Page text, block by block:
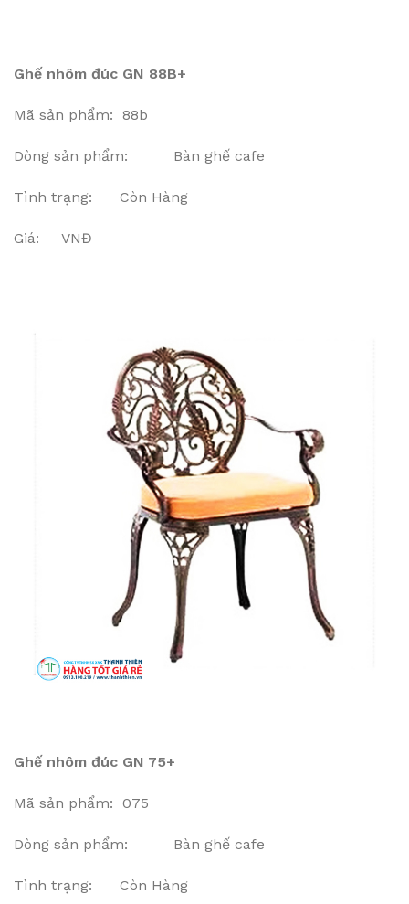
Ghế nhôm đúc GN 88B+
Mã sản phẩm: 88b
Dòng sản phẩm: Bàn ghế cafe
Tình trạng: Còn Hàng
Giá: VNĐ
Ghế nhôm đúc GN 75+
Mã sản phẩm: 075
Dòng sản phẩm: Bàn ghế cafe
Tình trạng: Còn Hàng